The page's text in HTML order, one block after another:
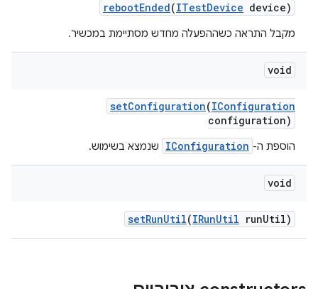
rebootEnded(ITestDevice device)
מקבל התראה כשההפעלה מחדש מסתיימת במכשיר.
void
setConfiguration(IConfiguration
configuration)
הוספת ה- IConfiguration שנמצא בשימוש.
void
setRunUtil(IRunUtil runUtil)